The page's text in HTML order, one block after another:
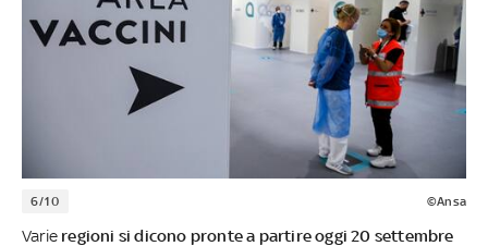
6/10 ©Ansa
Varie regioni si dicono pronte a partire oggi 20 settembre